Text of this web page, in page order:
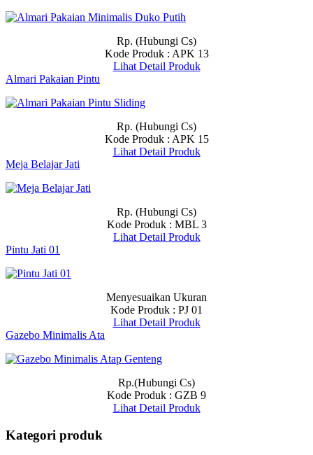
Rp. (Hubungi Cs)
Kode Produk : APK 13
Lihat Detail Produk
Almari Pakaian Pintu
Rp. (Hubungi Cs)
Kode Produk : APK 15
Lihat Detail Produk
Meja Belajar Jati
Rp. (Hubungi Cs)
Kode Produk : MBL 3
Lihat Detail Produk
Pintu Jati 01
Menyesuaikan Ukuran
Kode Produk : PJ 01
Lihat Detail Produk
Gazebo Minimalis Ata
Rp.(Hubungi Cs)
Kode Produk : GZB 9
Lihat Detail Produk
Kategori produk